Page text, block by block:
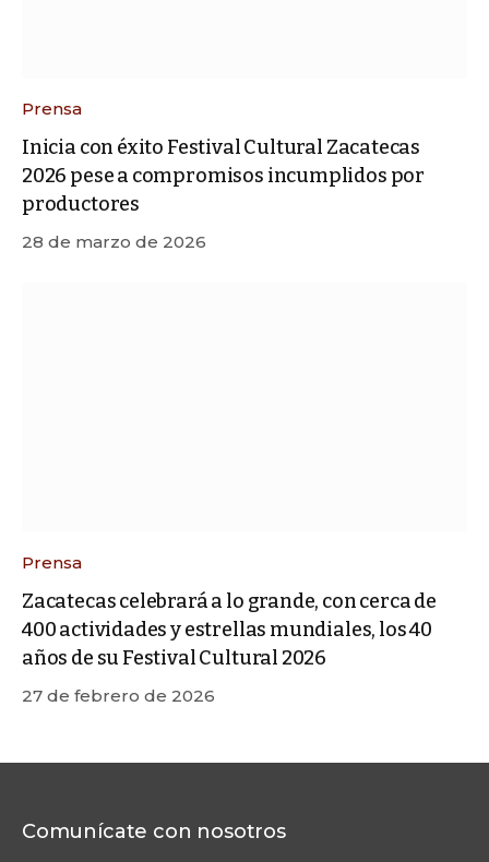
Prensa
Inicia con éxito Festival Cultural Zacatecas
2026 pese a compromisos incumplidos por
productores
28 de marzo de 2026
Prensa
Zacatecas celebrará a lo grande, con cerca de
400 actividades y estrellas mundiales, los 40
años de su Festival Cultural 2026
27 de febrero de 2026
Comunícate con nosotros